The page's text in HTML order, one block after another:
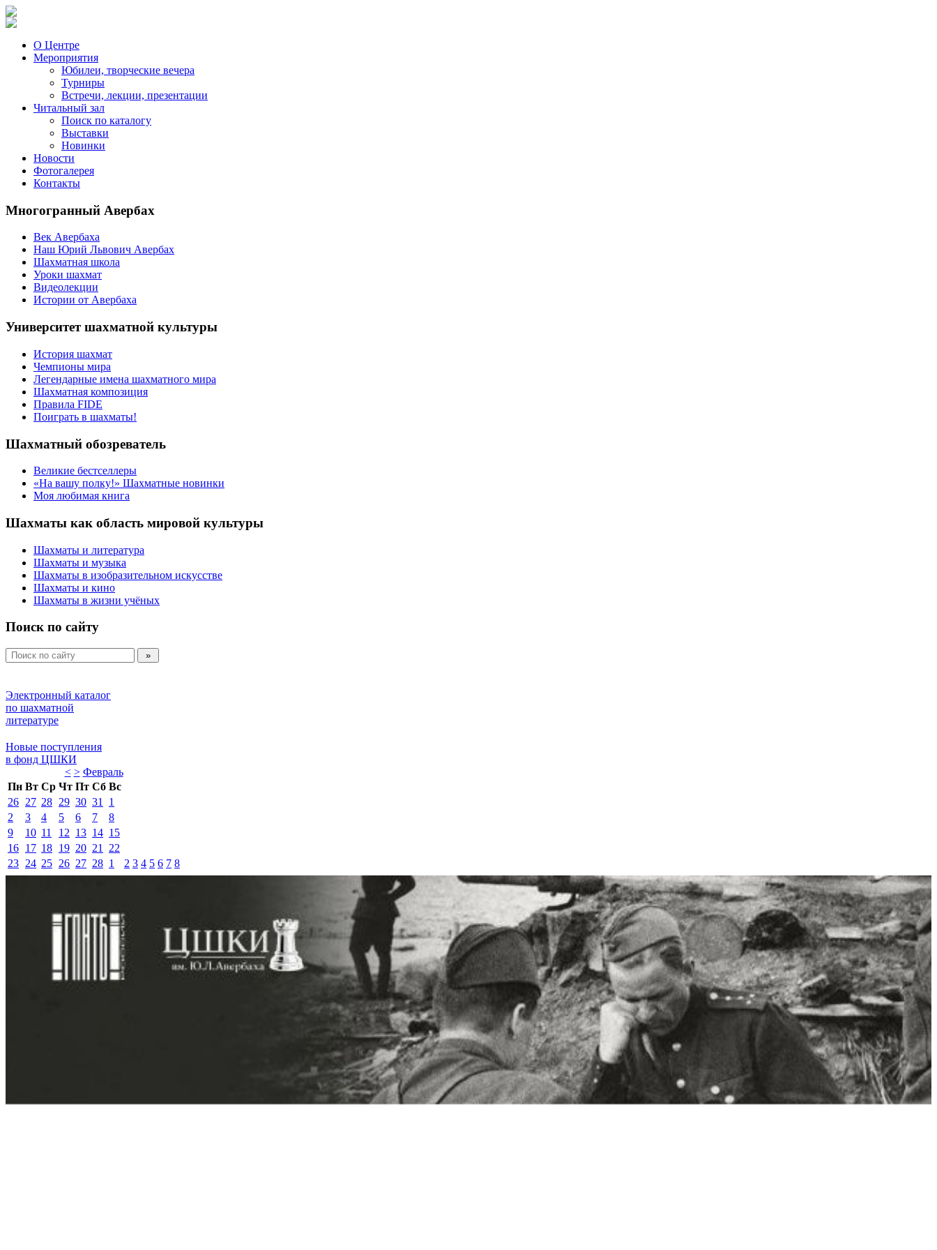
О Центре
Мероприятия
Юбилеи, творческие вечера
Турниры
Встречи, лекции, презентации
Читальный зал
Поиск по каталогу
Выставки
Новинки
Новости
Фотогалерея
Контакты
Многогранный Авербах
Век Авербаха
Наш Юрий Львович Авербах
Шахматная школа
Уроки шахмат
Видеолекции
Истории от Авербаха
Университет шахматной культуры
История шахмат
Чемпионы мира
Легендарные имена шахматного мира
Шахматная композиция
Правила FIDE
Поиграть в шахматы!
Шахматный обозреватель
Великие бестселлеры
«На вашу полку!» Шахматные новинки
Моя любимая книга
Шахматы как область мировой культуры
Шахматы и литература
Шахматы и музыка
Шахматы в изобразительном искусстве
Шахматы и кино
Шахматы в жизни учёных
Поиск по сайту
Электронный каталог
по шахматной
литературе
Новые поступления
в фонд ЦШКИ
< > Февраль
Пн Вт Ср Чт Пт Сб Вс
26 27 28 29 30 31
1
2
3 4 5 6 7
8
9
10 11 12 13 14 15
16 17 18 19 20 21
22
23 24 25 26 27 28 1 2 3 4 5 6 7 8